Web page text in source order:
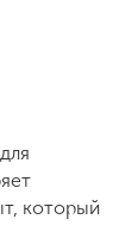
который